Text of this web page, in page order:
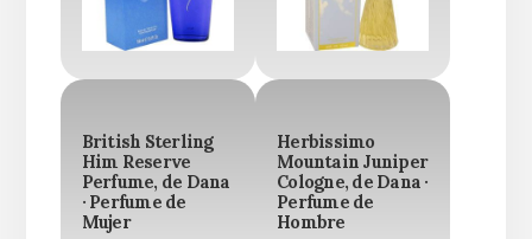
British Sterling
Him Reserve
Perfume, de Dana
· Perfume de
Mujer
Herbissimo
Mountain Juniper
Cologne, de Dana ·
Perfume de
Hombre